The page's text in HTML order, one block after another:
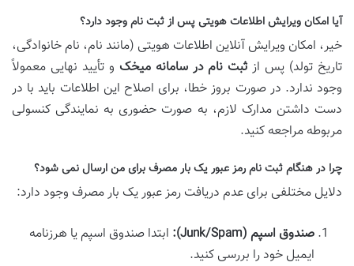
آیا امکان ویرایش اطلاعات هویتی پس از ثبت نام وجود دارد؟
خیر، امکان ویرایش آنلاین اطلاعات هویتی (مانند نام، نام خانوادگی،
تاریخ تولد) پس از ثبت نام در سامانه میخک و تأیید نهایی معمولاً
وجود ندارد. در صورت بروز خطا، برای اصلاح این اطلاعات باید با در
دست داشتن مدارک لازم، به صورت حضوری به نمایندگی کنسولی
مربوطه مراجعه کنید.
چرا در هنگام ثبت نام رمز عبور یک بار مصرف برای من ارسال نمی شود؟
دلایل مختلفی برای عدم دریافت رمز عبور یک بار مصرف وجود دارد:
صندوق اسپم (Junk/Spam):
ابتدا صندوق اسپم یا هرزنامه
ایمیل خود را بررسی کنید.